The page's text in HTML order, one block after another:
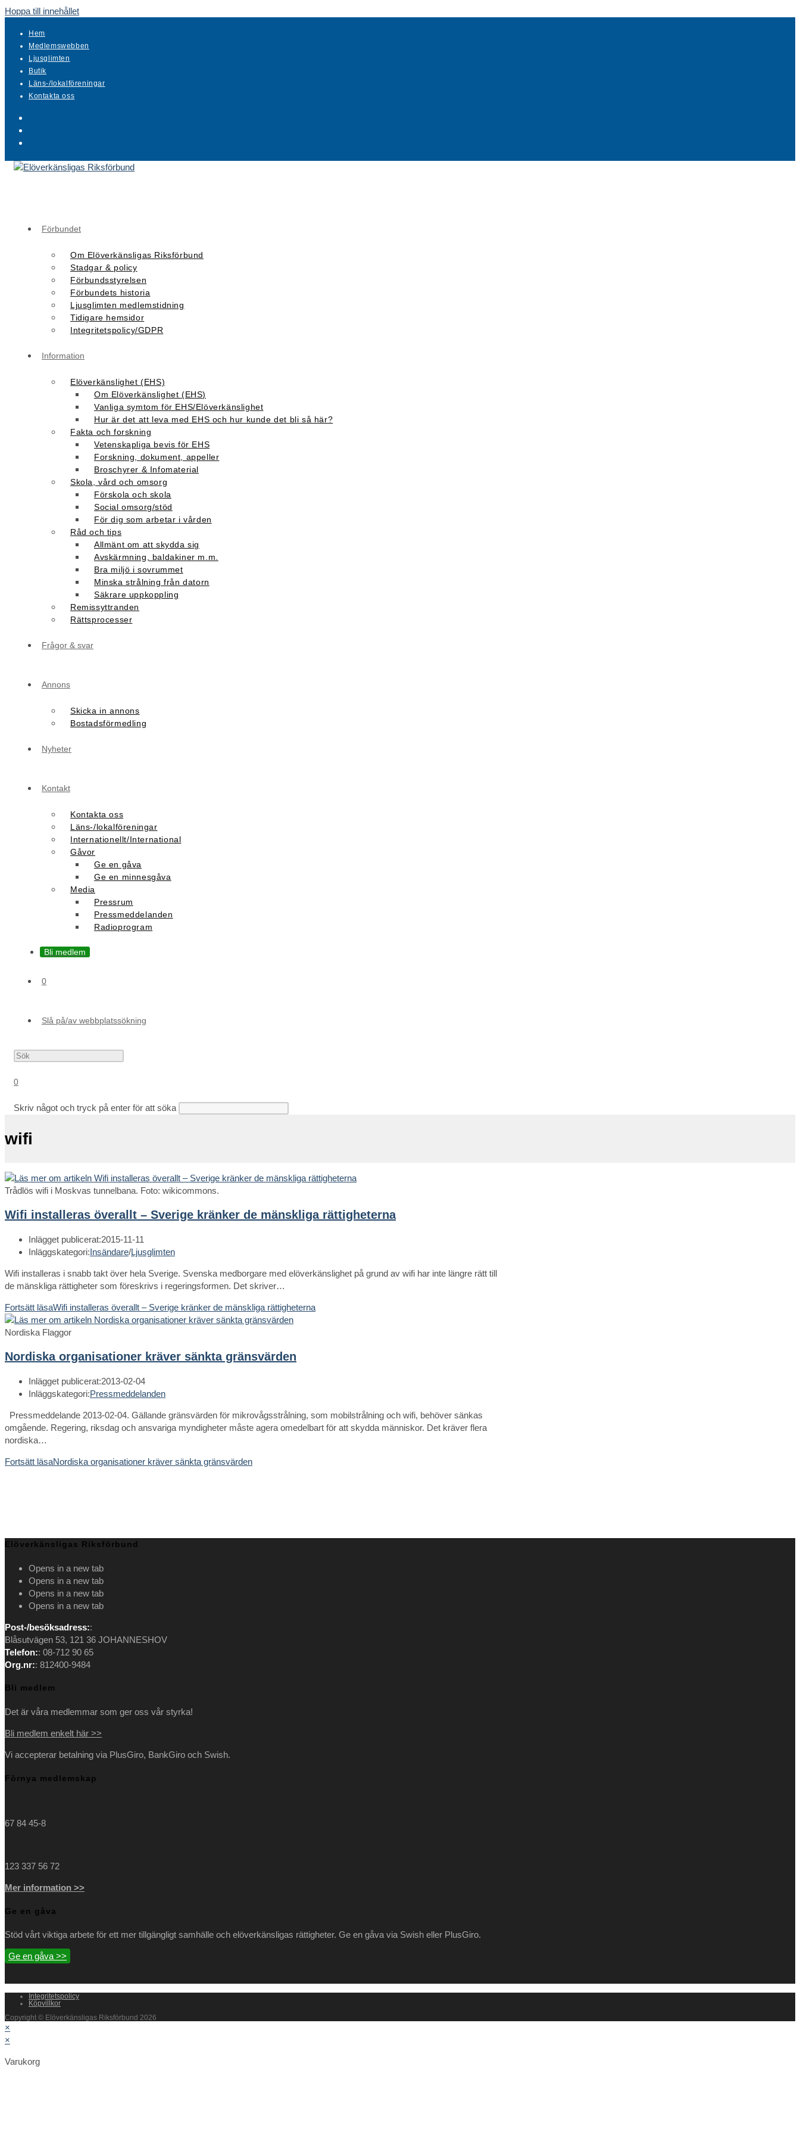
Hoppa till innehållet
Hem
Medlemswebben
Ljusglimten
Butik
Läns-/lokalföreningar
Kontakta oss
Förbundet
Om Elöverkänsligas Riksförbund
Stadgar & policy
Förbundsstyrelsen
Förbundets historia
Ljusglimten medlemstidning
Tidigare hemsidor
Integritetspolicy/GDPR
Information
Elöverkänslighet (EHS)
Om Elöverkänslighet (EHS)
Vanliga symtom för EHS/Elöverkänslighet
Hur är det att leva med EHS och hur kunde det bli så här?
Fakta och forskning
Vetenskapliga bevis för EHS
Forskning, dokument, appeller
Broschyrer & Infomaterial
Skola, vård och omsorg
Förskola och skola
Social omsorg/stöd
För dig som arbetar i vården
Råd och tips
Allmänt om att skydda sig
Avskärmning, baldakiner m.m.
Bra miljö i sovrummet
Minska strålning från datorn
Säkrare uppkoppling
Remissyttranden
Rättsprocesser
Frågor & svar
Annons
Skicka in annons
Bostadsförmedling
Nyheter
Kontakt
Kontakta oss
Läns-/lokalföreningar
Internationellt/International
Gåvor
Ge en gåva
Ge en minnesgåva
Media
Pressrum
Pressmeddelanden
Radioprogram
Bli medlem
0
Slå på/av webbplatssökning
0
Skriv något och tryck på enter för att söka
wifi
Trådlös wifi i Moskvas tunnelbana. Foto: wikicommons.
Wifi installeras överallt – Sverige kränker de mänskliga rättigheterna
Inlägget publicerat:2015-11-11
Inläggskategori:Insändare/Ljusglimten
Wifi installeras i snabb takt över hela Sverige. Svenska medborgare med elöverkänslighet på grund av wifi har inte längre rätt till
de mänskliga rättigheter som föreskrivs i regeringsformen. Det skriver…
Fortsätt läsaWifi installeras överallt – Sverige kränker de mänskliga rättigheterna
Nordiska Flaggor
Nordiska organisationer kräver sänkta gränsvärden
Inlägget publicerat:2013-02-04
Inläggskategori:Pressmeddelanden
Pressmeddelande 2013-02-04. Gällande gränsvärden för mikrovågsstrålning, som mobilstrålning och wifi, behöver sänkas
omgående. Regering, riksdag och ansvariga myndigheter måste agera omedelbart för att skydda människor. Det kräver flera
nordiska…
Fortsätt läsaNordiska organisationer kräver sänkta gränsvärden
Elöverkänsligas Riksförbund
Opens in a new tab
Opens in a new tab
Opens in a new tab
Opens in a new tab
Post-/besöksadress::
Blåsutvägen 53, 121 36 JOHANNESHOV
Telefon:: 08-712 90 65
Org.nr:: 812400-9484
Bli medlem
Det är våra medlemmar som ger oss vår styrka!
Bli medlem enkelt här >>
Vi accepterar betalning via PlusGiro, BankGiro och Swish.
Förnya medlemskap
67 84 45-8
123 337 56 72
Mer information >>
Ge en gåva
Stöd vårt viktiga arbete för ett mer tillgängligt samhälle och elöverkänsligas rättigheter. Ge en gåva via Swish eller PlusGiro.
Ge en gåva >>
Integritetspolicy
Köpvillkor
Copyright © Elöverkänsligas Riksförbund 2026
×
×
Varukorg